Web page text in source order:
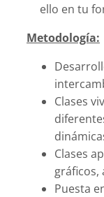
ello en tu
Metodología:
Clases
Clases
gráficos,
Puesta